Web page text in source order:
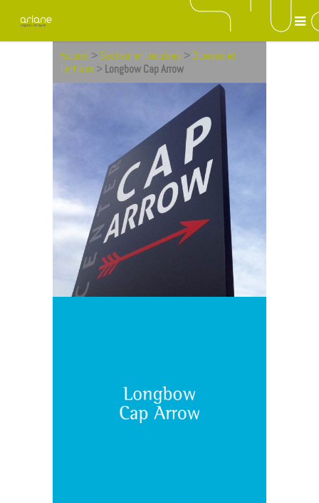
Accueil > Secteur entreprises > Bureaux et
Tertiaire > Longbow Cap Arrow